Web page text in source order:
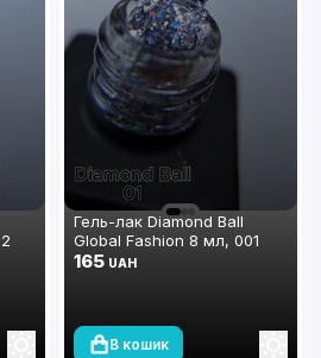
Гель-лак Diamond Ball
Global Fashion 8 мл, 001
165 UAH
В кошик